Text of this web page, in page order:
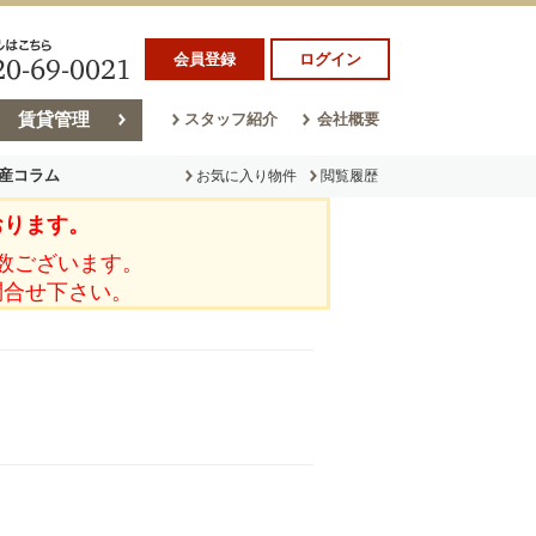
会員登録 ログイン
賃貸管理 スタッフ紹介 会社概要
コラム
ム
お気に入り物件 閲覧履歴
ます。
ざいます。
せ下さい。